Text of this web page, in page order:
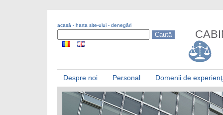
acasă - harta site-ului - denegări
Despre noi Personal Domenii de